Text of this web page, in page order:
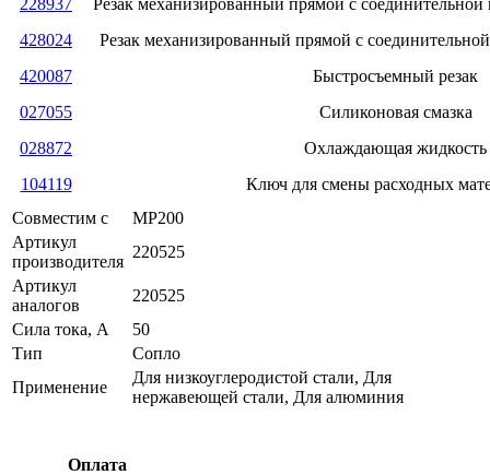
428024
Резак механизированный прямой с
420087
Быстросъемный резак
027055
Силиконовая смазка
028872
Охлаждающая жидкость
104119
Ключ для смены расходных
Совместим с
MP200
Артикул
производителя
220525
Артикул
аналогов
220525
Сила тока, А
50
Тип
Сопло
Применение
Для низкоуглеродистой стали, Для
нержавеющей стали, Для алюминия
Оплата